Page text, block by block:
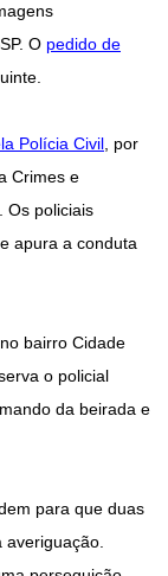
O pedido de
Polícia Civil, por
Crimes e
Os policiais
apura a conduta
bairro Cidade
o policial
da beirada e
para que duas
averiguação.